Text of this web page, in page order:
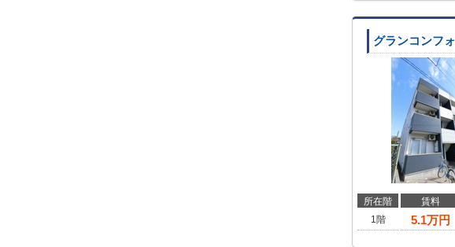
グランコンフ
所在階 賃料
1階
5.1万円